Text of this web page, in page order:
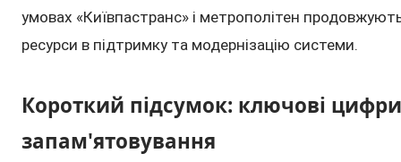
умовах «Київпастранс» і метрополітен
ресурси в підтримку та модернізацію системи.
Короткий підсумок: ключові
запам'ятовування